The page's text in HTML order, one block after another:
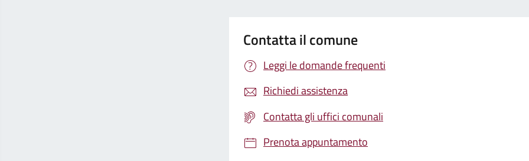
Contatta il comune
Leggi le domande frequenti
Richiedi assistenza
Contatta gli uffici comunali
Prenota appuntamento